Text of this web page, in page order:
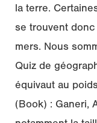
la terre.
se trouvent
mers. Nous
Quiz de
équivaut au
(Book) : Ganeri,